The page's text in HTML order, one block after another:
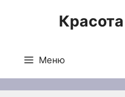
Меню